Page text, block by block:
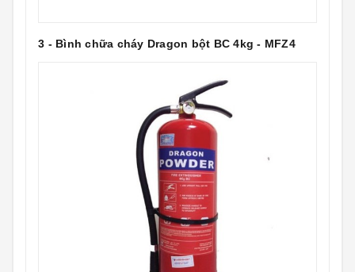
3 - Bình chữa cháy Dragon bột BC 4kg - MFZ4